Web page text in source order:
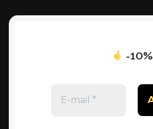
-10%